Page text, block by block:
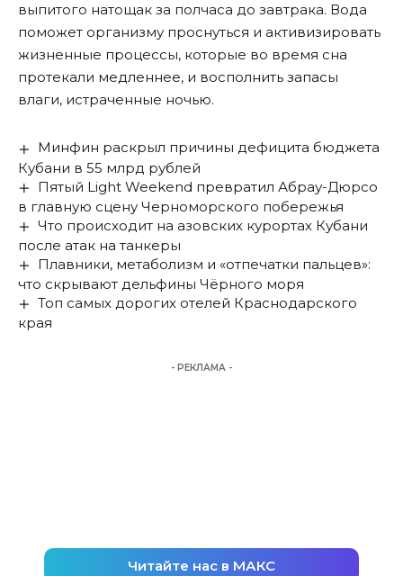
выпитого натощак за полчаса до завтрака. Вода
поможет организму проснуться и активизировать
жизненные процессы, которые во время сна
протекали медленнее, и восполнить запасы
влаги, истраченные ночью.
Минфин раскрыл причины дефицита бюджета
Кубани в 55 млрд рублей
Пятый Light Weekend превратил Абрау-Дюрсо
в главную сцену Черноморского побережья
Что происходит на азовских курортах Кубани
после атак на танкеры
Плавники, метаболизм и «отпечатки пальцев»:
что скрывают дельфины Чёрного моря
Топ самых дорогих отелей Краснодарского
края
- РЕКЛАМА -
Читайте нас в МАКС